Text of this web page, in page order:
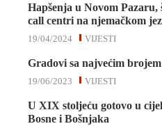
Hapšenja u Novom Pazaru,
call centri na njemačkom
VIJESTI
19/04/2024
Gradovi sa najvećim
VIJESTI
19/06/2023
U XIX stoljeću gotovo u
Bosne i Bošnjaka